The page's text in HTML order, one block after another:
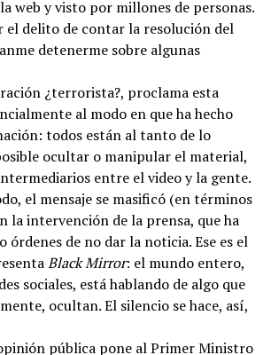
web y visto por millones de personas.
el delito de contar la resolución del
detenerme sobre algunas
¿terrorista?, proclama esta
al modo en que ha hecho
todos están al tanto de lo
ocultar o manipular el material,
entre el video y la gente.
el mensaje se masificó (en términos
la intervención de la prensa, que ha
órdenes de no dar la noticia. Ese es el
Black Mirror: el mundo entero,
sociales, está hablando de algo que
ocultan. El silencio se hace, así,
pública pone al Primer Ministro